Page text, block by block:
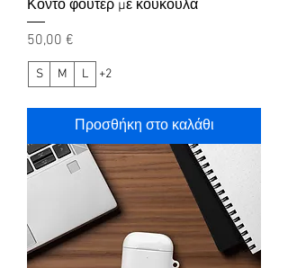
Κοντό φούτερ με κουκούλα
Τιμή
50,00 €
S M L +2
Προσθήκη στο καλάθι